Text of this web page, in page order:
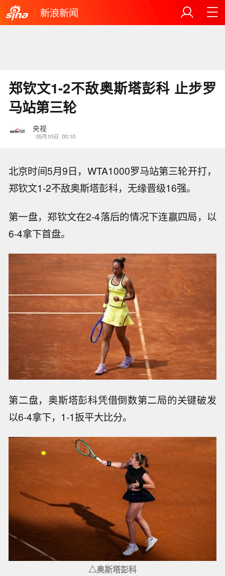
新浪新闻
郑钦文1-2不敌奥斯塔彭科 止步罗
马站第三轮
央视
05月10日 00:10
北京时间5月9日，WTA1000罗马站第三轮开打，
郑钦文1-2不敌奥斯塔彭科，无缘晋级16强。
第一盘，郑钦文在2-4落后的情况下连赢四局，以
6-4拿下首盘。
第二盘，奥斯塔彭科凭借倒数第二局的关键破发
以6-4拿下，1-1扳平大比分。
△奥斯塔彭科